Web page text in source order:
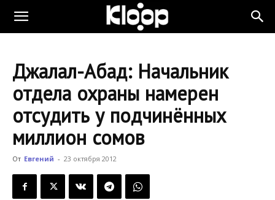
KLOOP.KG
Новости
Кыргызстана
Джалал-Абад: Начальник
отдела охраны намерен
отсудить у подчинённых
миллион сомов
От Евгений - 23 октября 2012